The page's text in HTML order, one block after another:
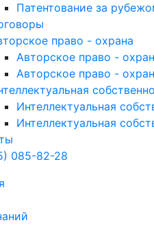
Патентование за
право - охрана
Авторское право -
Авторское право -
Интеллектуальная
Интеллектуальная
085-82-28